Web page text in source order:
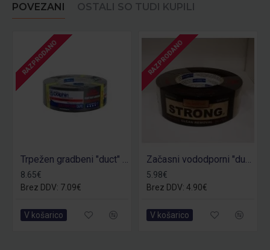
POVEZANI OSTALI SO TUDI KUPILI
RAZPRODANO
Trpežen gradbeni "duct" trak - GOLIATH
8.65€
Brez DDV: 7.09€
V košarico
RAZPRODANO
Začasni vododporni "duct" trak - STRONG
5.98€
Brez DDV: 4.90€
V košarico